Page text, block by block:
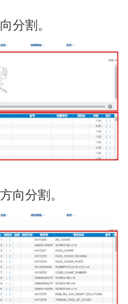
分割。
向分割。